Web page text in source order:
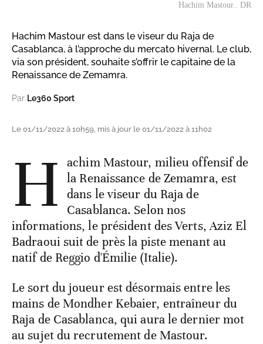
Hachim Mastour.. DR
Hachim Mastour est dans le viseur du Raja de
Casablanca, à l’approche du mercato hivernal. Le club,
via son président, souhaite s’offrir le capitaine de la
Renaissance de Zemamra.
Par Le360 Sport
Le 01/11/2022 à 10h59, mis à jour le 01/11/2022 à 11h02
H
achim Mastour, milieu offensif de
la Renaissance de Zemamra, est
dans le viseur du Raja de
Casablanca. Selon nos
informations, le président des Verts, Aziz El
Badraoui suit de près la piste menant au
natif de Reggio d'Émilie (Italie).
Le sort du joueur est désormais entre les
mains de Mondher Kebaier, entraîneur du
Raja de Casablanca, qui aura le dernier mot
au sujet du recrutement de Mastour.